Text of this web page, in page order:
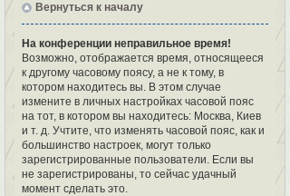
Вернуться к началу
На конференции неправильное время!
Возможно, отображается время, относящееся
к другому часовому поясу, а не к тому, в
котором находитесь вы. В этом случае
измените в личных настройках часовой пояс
на тот, в котором вы находитесь: Москва, Киев
и т. д. Учтите, что изменять часовой пояс, как и
большинство настроек, могут только
зарегистрированные пользователи. Если вы
не зарегистрированы, то сейчас удачный
момент сделать это.